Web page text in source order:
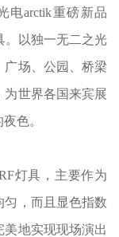
电arctik重磅新品
。
以独一无二之光
广场、公园、桥梁
为世界各国来宾展
色。
灯具，主要作为
匀，而且显色指数
地实现现场演出